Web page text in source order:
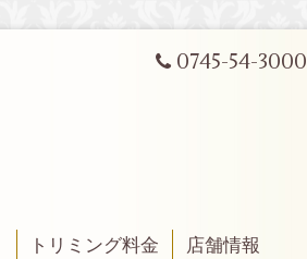
0745-54-3000
トリミング料金
店舗情報